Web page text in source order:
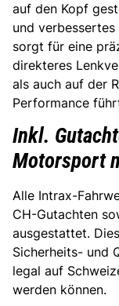
auf den Kopf
und
sorgt für eine
direkteres
als auch auf der
Performance
Inkl.
Motorsport
Alle Intrax-
CH-Gutachten
ausgestattet.
Sicherheits- und
legal auf
werden können.